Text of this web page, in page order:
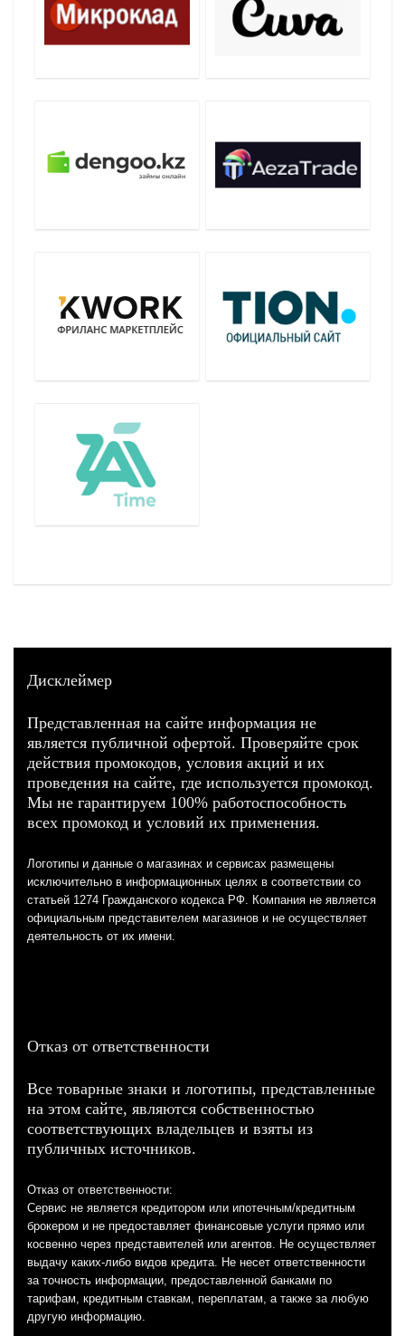
Дисклеймер
Представленная на сайте информация не
является публичной офертой. Проверяйте срок
действия промокодов, условия акций и их
проведения на сайте, где используется промокод.
Мы не гарантируем 100% работоспособность
всех промокод и условий их применения.
Логотипы и данные о магазинах и сервисах размещены
исключительно в информационных целях в соответствии со
статьей 1274 Гражданского кодекса РФ. Компания не является
официальным представителем магазинов и не осуществляет
деятельность от их имени.
Отказ от ответственности
Все товарные знаки и логотипы, представленные
на этом сайте, являются собственностью
соответствующих владельцев и взяты из
публичных источников.
Отказ от ответственности:
Сервис не является кредитором или ипотечным/кредитным
брокером и не предоставляет финансовые услуги прямо или
косвенно через представителей или агентов. Не осуществляет
выдачу каких-либо видов кредита. Не несет ответственности
за точность информации, предоставленной банками по
тарифам, кредитным ставкам, переплатам, а также за любую
другую информацию.